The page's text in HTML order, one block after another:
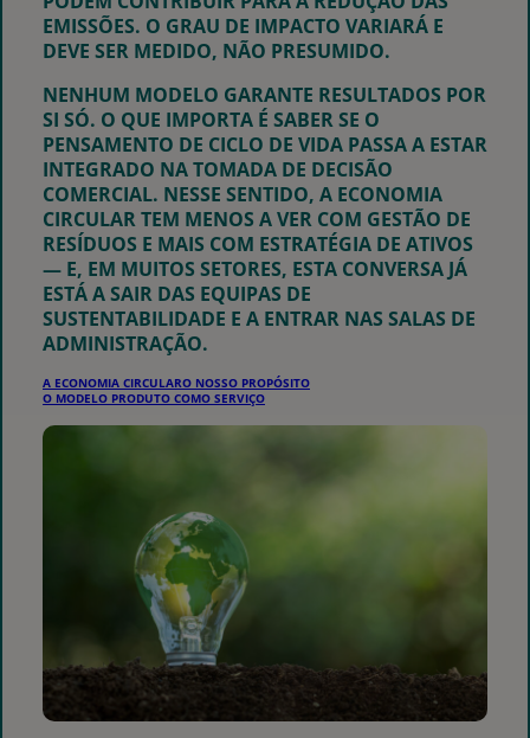
EMISSÕES. O GRAU DE IMPACTO VARIARÁ E
DEVE SER MEDIDO, NÃO PRESUMIDO.
NENHUM MODELO GARANTE RESULTADOS POR
SI SÓ. O QUE IMPORTA É SABER SE O
PENSAMENTO DE CICLO DE VIDA PASSA A ESTAR
INTEGRADO NA TOMADA DE DECISÃO
COMERCIAL. NESSE SENTIDO, A ECONOMIA
CIRCULAR TEM MENOS A VER COM GESTÃO DE
RESÍDUOS E MAIS COM ESTRATÉGIA DE ATIVOS
— E, EM MUITOS SETORES, ESTA CONVERSA JÁ
ESTÁ A SAIR DAS EQUIPAS DE
SUSTENTABILIDADE E A ENTRAR NAS SALAS DE
ADMINISTRAÇÃO.
A ECONOMIA CIRCULARO NOSSO PROPÓSITO
O MODELO PRODUTO COMO SERVIÇO